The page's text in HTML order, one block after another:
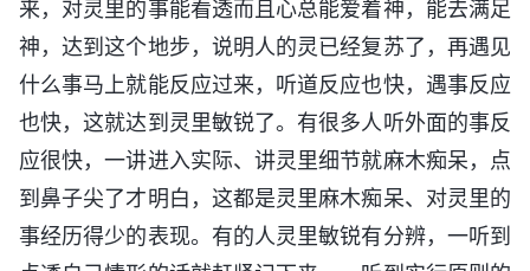
来，对灵里的事能看透而且心总能爱着神，能去满足
神，达到这个地步，说明人的灵已经复苏了，再遇见
什么事马上就能反应过来，听道反应也快，遇事反应
也快，这就达到灵里敏锐了。有很多人听外面的事反
应很快，一讲进入实际、讲灵里细节就麻木痴呆，点
到鼻子尖了才明白，这都是灵里麻木痴呆、对灵里的
事经历得少的表现。有的人灵里敏锐有分辨，一听到